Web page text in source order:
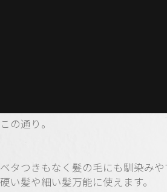
この通り。
ベタつきもなく髪の毛にも馴染み
硬い髪や細い髪万能に使えます。